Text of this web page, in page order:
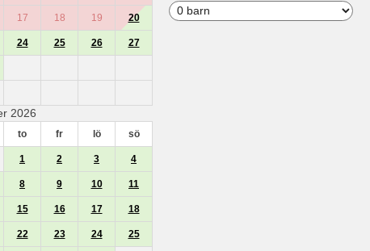
17 18 19 20
24 25 26 27
2026
to fr lö sö
1 2 3 4
8 9 10 11
15 16 17 18
22 23 24 25